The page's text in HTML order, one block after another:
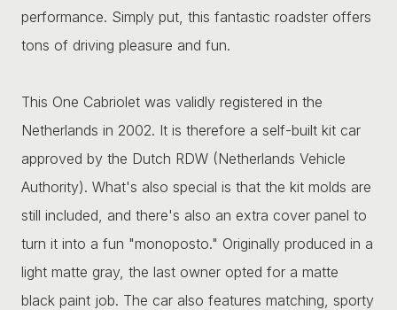
performance. Simply put, this fantastic roadster offers
tons of driving pleasure and fun.
This One Cabriolet was validly registered in the
Netherlands in 2002. It is therefore a self-built kit car
approved by the Dutch RDW (Netherlands Vehicle
Authority). What's also special is that the kit molds are
still included, and there's also an extra cover panel to
turn it into a fun "monoposto." Originally produced in a
light matte gray, the last owner opted for a matte
black paint job. The car also features matching, sporty